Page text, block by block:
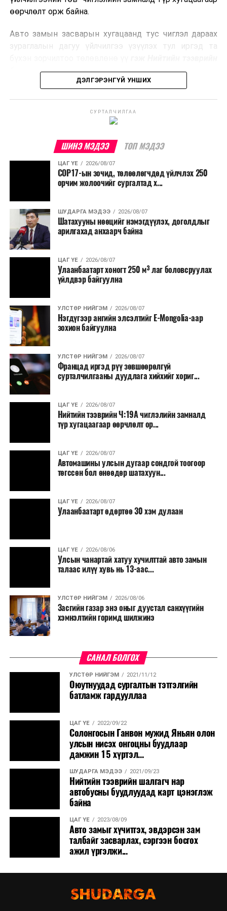
боловсруулах үйлдвэрүүдээр дулаан, цахилгаан
Ийнхүү лаг хатаах, шатаах технологийг лагийн
улсад өргөн ашиглаж байна.
өөрчлөлт орж байна.
Авто замын засварын хугацаанд тус чиглэл дараах
зураглалын дагуу үйлчилгээ үзүүлэх тул иргэд та
бодлогын газраас мэдээллээ.
ДЭЛГЭРЭНГҮЙ УНШИХ
СУРТАЛЧИЛГАА
ШИНЭ МЭДЭЭ ТОП МЭДЭЭ
ЦАГ ҮЕ 2026/08/07
COP17-ын зочид, төлөөлөгчдөд үйлчлэх 250
орчим жолоочийг сургалтад х...
ШУДАРГА МЭДЭЭ 2026/08/07
Шатахууны нөөцийг нэмэгдүүлэх, доголдлыг
арилгахад анхаарч байна
ЦАГ ҮЕ 2026/08/07
Улаанбаатарт хоногт 250 м³ лаг боловсруулах
үйлдвэр байгуулна
УЛСТӨР НИЙГЭМ 2026/08/07
Нэгдүгээр ангийн элсэлтийг E-Mongolia-аар
зохион байгуулна
УЛСТӨР НИЙГЭМ 2026/08/07
Францад иргэд рүү зөвшөөрөлгүй
сурталчилгааны дуудлага хийхийг хориг...
ЦАГ ҮЕ 2026/08/07
Нийтийн тээврийн Ч:19А чиглэлийн замналд
түр хугацаагаар өөрчлөлт ор...
ЦАГ ҮЕ 2026/08/07
Автомашины улсын дугаар сондгой тоогоор
төгссөн бол өнөөдөр шатахуун...
ЦАГ ҮЕ 2026/08/07
Улаанбаатарт өдөртөө 30 хэм дулаан
ЦАГ ҮЕ 2026/08/06
Улсын чанартай хатуу хучилттай авто замын
талаас илүү хувь нь 13-аас...
УЛСТӨР НИЙГЭМ 2026/08/06
Засгийн газар энэ оныг дуустал санхүүгийн
хэмнэлтийн горимд шилжинэ
САНАЛ БОЛГОХ
УЛСТӨР НИЙГЭМ 2021/11/12
Оюутнуудад сургалтын тэтгэлгийн
батламж гардууллаа
ЦАГ ҮЕ 2022/09/22
Солонгосын Ганвон мужид Яньян олон
улсын нисэх онгоцны буудлаар
дамжин 15 хүртэл...
ШУДАРГА МЭДЭЭ 2021/09/23
Нийтийн тээврийн шалгагч нар
автобусны буудлуудад карт цэнэглэж
байна
ЦАГ ҮЕ 2023/08/09
Авто замыг хүчитгэх, эвдэрсэн зам
талбайг засварлах, сэргээн босгох
ажил үргэлжи...